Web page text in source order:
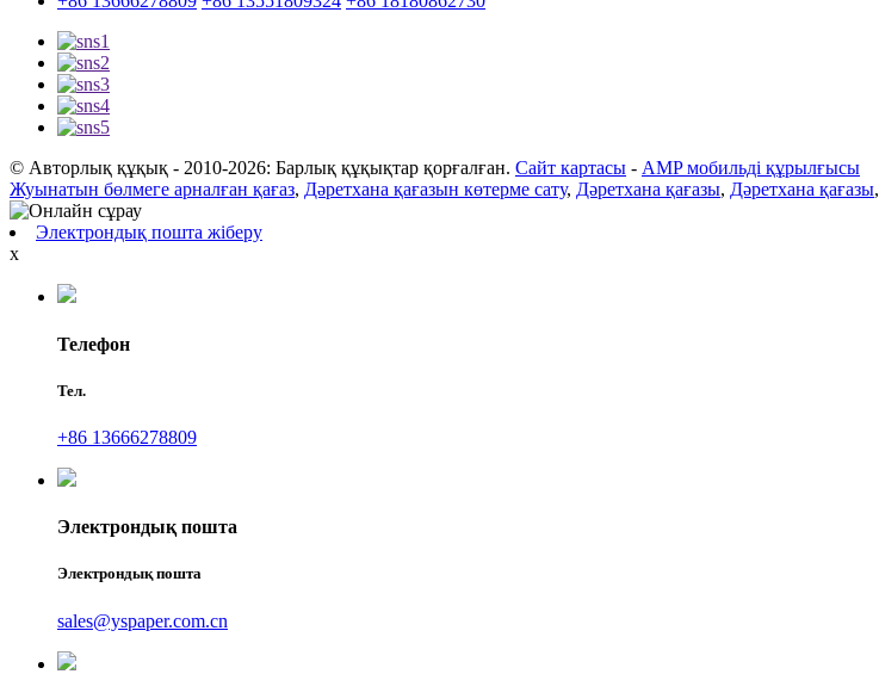
© Авторлық құқық - 2010-2026: Барлық құқықтар қорғалған. Сайт картасы - AMP мобильді құрылғысы
Жуынатын бөлмеге арналған қағаз, Дәретхана қағазын көтерме сату, Дәретхана қағазы, Дәретхана қағазы,
Электрондық пошта жіберу
x
Телефон
Тел.
+86 13666278809
Электрондық пошта
Электрондық пошта
sales@yspaper.com.cn